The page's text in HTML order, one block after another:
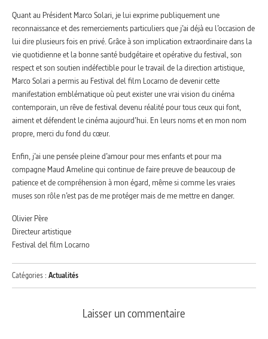
Quant au Président Marco Solari, je lui exprime publiquement une
reconnaissance et des remerciements particuliers que j’ai déjà eu l’occasion de
lui dire plusieurs fois en privé. Grâce à son implication extraordinaire dans la
vie quotidienne et la bonne santé budgétaire et opérative du festival, son
respect et son soutien indéfectible pour le travail de la direction artistique,
Marco Solari a permis au Festival del film Locarno de devenir cette
manifestation emblématique où peut exister une vrai vision du cinéma
contemporain, un rêve de festival devenu réalité pour tous ceux qui font,
aiment et défendent le cinéma aujourd’hui. En leurs noms et en mon nom
propre, merci du fond du cœur.
Enfin, j’ai une pensée pleine d’amour pour mes enfants et pour ma
compagne Maud Ameline qui continue de faire preuve de beaucoup de
patience et de compréhension à mon égard, même si comme les vraies
muses son rôle n’est pas de me protéger mais de me mettre en danger.
Olivier Père
Directeur artistique
Festival del film Locarno
Catégories : Actualités
Laisser un commentaire